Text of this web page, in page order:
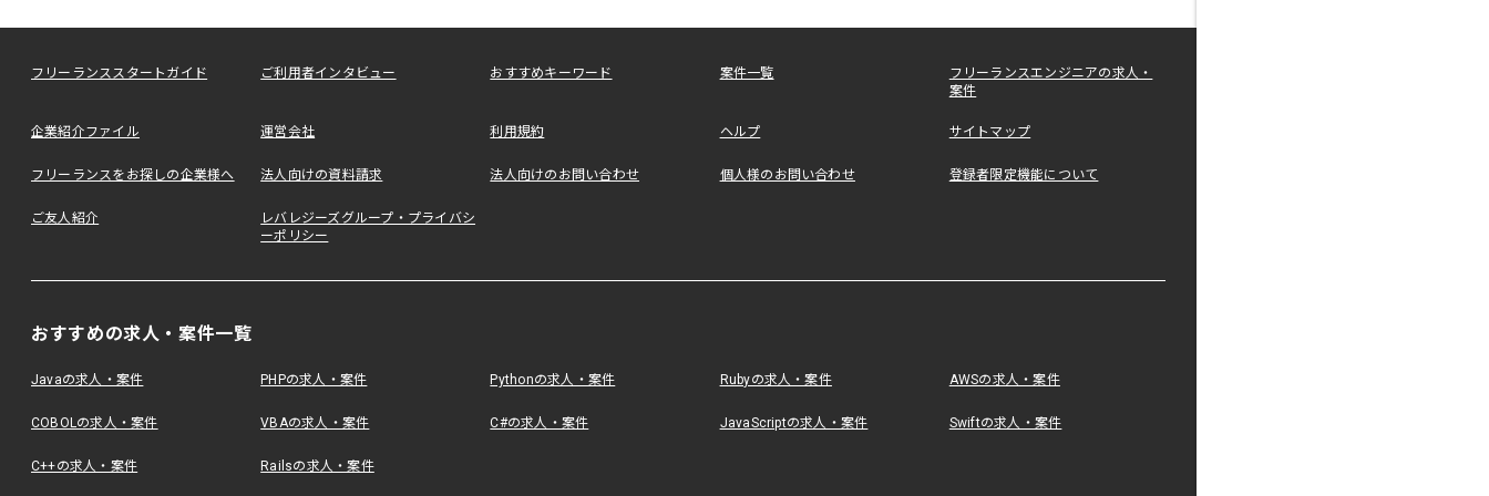
フリーランススタートガイド ご利用者インタビュー おすすめキーワード 案件一覧
フリーランスエンジニアの求人・
案件
企業紹介ファイル 運営会社 利用規約 ヘルプ サイトマップ
フリーランスをお探しの企業様へ 法人向けの資料請求 法人向けのお問い合わせ 個人様のお問い合わせ 登録者限定機能について
ご友人紹介
レバレジーズグループ・プライバシ
ーポリシー
おすすめの求人・案件一覧
Javaの求人・案件 PHPの求人・案件 Pythonの求人・案件 Rubyの求人・案件 AWSの求人・案件
COBOLの求人・案件 VBAの求人・案件 C#の求人・案件 JavaScriptの求人・案件 Swiftの求人・案件
C++の求人・案件 Railsの求人・案件